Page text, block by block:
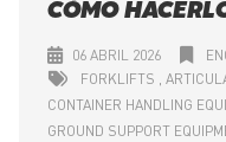
CÓMO
06 ABRIL 2026
FORKLIFTS
CONTAINER HANDLING
GROUND SUPPORT